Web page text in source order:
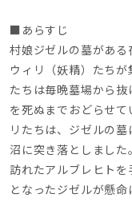
■あらすじ
村娘ジゼルの墓があ
ウィリ（妖精）たち
たちは毎晩墓場から
を死ぬまでおどらせ
リたちは、ジゼルの
沼に突き落としまし
訪れたアルブレヒト
となったジゼルが懸